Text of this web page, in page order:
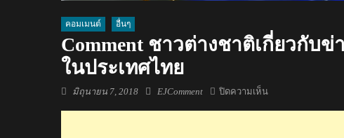
คอมเมนต์ อื่นๆ
Comment ชาวต่างชาติเกี่ยวกับ
ในประเทศไทย
Posted
มิถุนายน 7, 2018 Author
EJComment ปิดความเห็น